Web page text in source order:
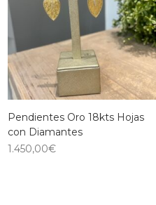
Pendientes Oro 18kts Hojas
con Diamantes
1.450,00€